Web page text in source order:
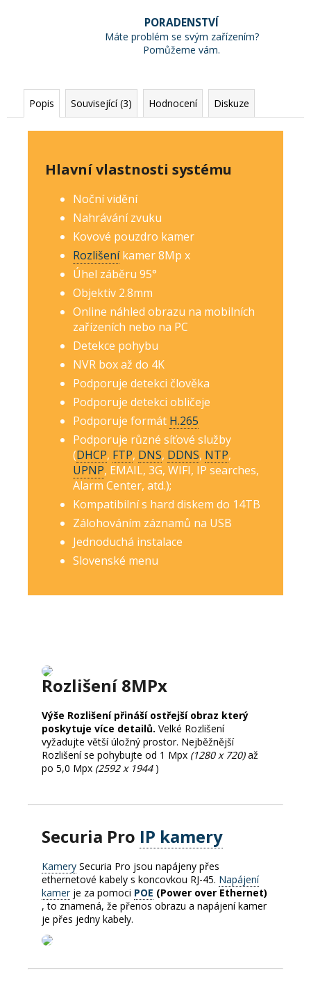
PORADENSTVÍ
Máte problém se svým zařízením?
Pomůžeme vám.
Popis Související (3) Hodnocení Diskuze
Hlavní vlastnosti systému
Noční vidění
Nahrávání zvuku
Kovové pouzdro kamer
Rozlišeníkamer 8Mp x
Úhel záběru 95°
Objektiv 2.8mm
Online náhled obrazu na mobilních
zařízeních nebo na PC
Detekce pohybu
NVR box až do 4K
Podporuje detekci člověka
Podporuje detekci obličeje
Podporuje formát H.265
Podporuje různé síťové služby
(DHCP, FTP, DNS, DDNS, NTP,
UPNP, EMAIL, 3G, WIFI, IP searches,
Alarm Center, atd.);
Kompatibilní s hard diskem do 14TB
Zálohováním záznamů na USB
Jednoduchá instalace
Slovenské menu
Rozlišení 8MPx
Výše Rozlišení přináší ostřejší obraz který
poskytuje více detailů. Velké Rozlišení
vyžadujte větší úložný prostor. Nejběžnější
Rozlišení se pohybujte od 1 Mpx (1280 x 720)až
po 5,0 Mpx (2592 x 1944)
Securia Pro IP kamery
Kamery Securia Pro jsou napájeny přes
ethernetové kabely s koncovkou RJ-45. Napájení
kamer je za pomoci POE (Power over Ethernet)
, to znamená, že přenos obrazu a napájení kamer
je přes jedny kabely.